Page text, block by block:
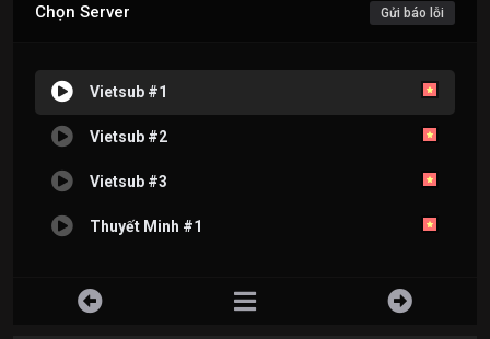
Chọn Server Gửi báo lỗi
Vietsub #1
Vietsub #2
Vietsub #3
Thuyết Minh #1